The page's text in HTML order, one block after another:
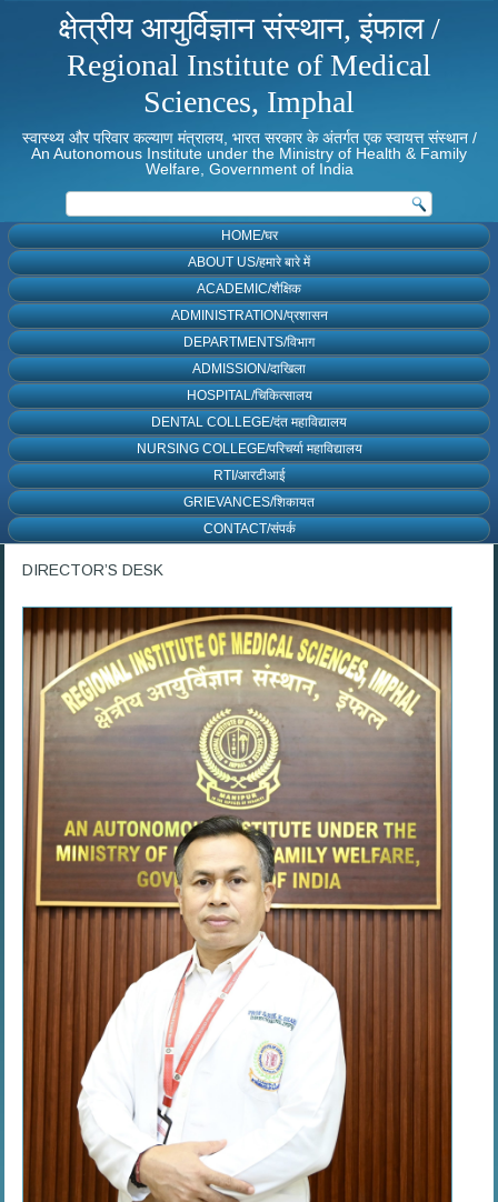
क्षेत्रीय आयुर्विज्ञान संस्थान, इंफाल /
Regional Institute of Medical
Sciences, Imphal
स्वास्थ्य और परिवार कल्याण मंत्रालय, भारत सरकार के अंतर्गत एक स्वायत्त संस्थान /
An Autonomous Institute under the Ministry of Health & Family
Welfare, Government of India
HOME/घर
ABOUT US/हमारे बारे में
ACADEMIC/शैक्षिक
ADMINISTRATION/प्रशासन
DEPARTMENTS/विभाग
ADMISSION/दाखिला
HOSPITAL/चिकित्सालय
DENTAL COLLEGE/दंत महाविद्यालय
NURSING COLLEGE/परिचर्या महाविद्यालय
RTI/आरटीआई
GRIEVANCES/शिकायत
CONTACT/संपर्क
DIRECTOR’S DESK